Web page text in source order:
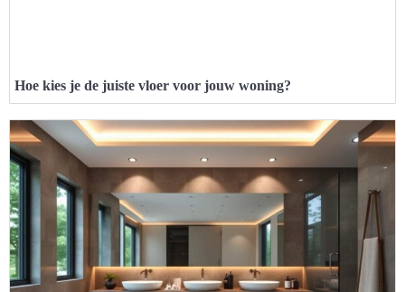
Hoe kies je de juiste vloer voor jouw woning?